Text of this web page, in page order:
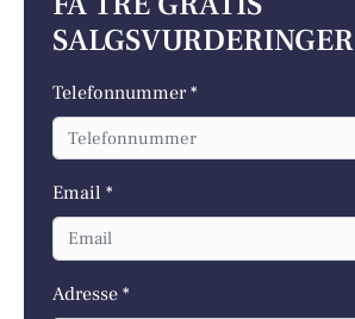
SALGSVURDERINGER
Telefonnummer *
Email *
Adresse *